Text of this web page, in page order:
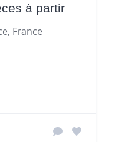
à partir
France